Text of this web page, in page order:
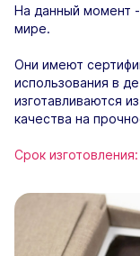
На данный момент
мире.
Они имеют
использования в
изготавливаются
качества на
Срок